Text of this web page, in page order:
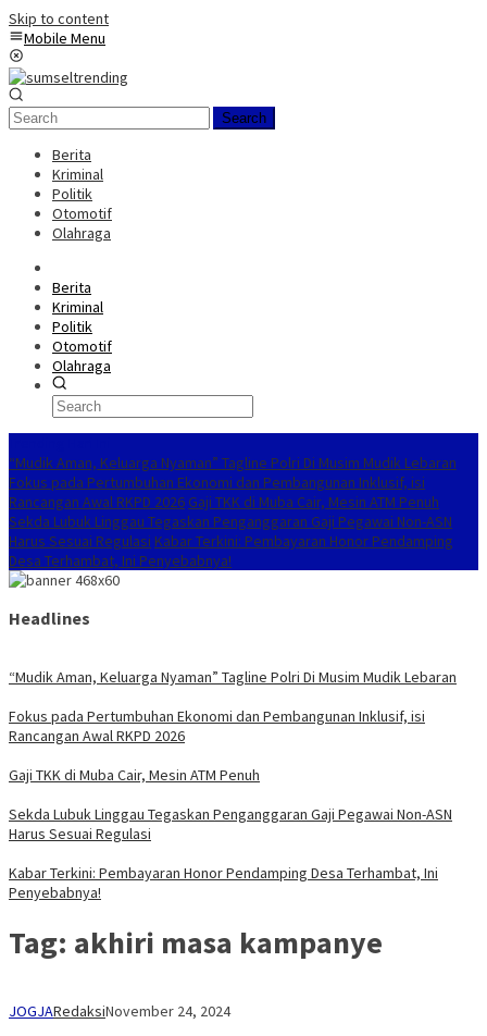
Skip to content
Mobile Menu
Search
Berita
Kriminal
Politik
Otomotif
Olahraga
Berita
Kriminal
Politik
Otomotif
Olahraga
“Mudik Aman, Keluarga Nyaman” Tagline Polri Di Musim Mudik Lebaran
Fokus pada Pertumbuhan Ekonomi dan Pembangunan Inklusif, isi
Rancangan Awal RKPD 2026 Gaji TKK di Muba Cair, Mesin ATM Penuh
Sekda Lubuk Linggau Tegaskan Penganggaran Gaji Pegawai Non-ASN
Harus Sesuai Regulasi Kabar Terkini: Pembayaran Honor Pendamping
Desa Terhambat, Ini Penyebabnya!
Headlines
“Mudik Aman, Keluarga Nyaman” Tagline Polri Di Musim Mudik Lebaran
Fokus pada Pertumbuhan Ekonomi dan Pembangunan Inklusif, isi
Rancangan Awal RKPD 2026
Gaji TKK di Muba Cair, Mesin ATM Penuh
Sekda Lubuk Linggau Tegaskan Penganggaran Gaji Pegawai Non-ASN
Harus Sesuai Regulasi
Kabar Terkini: Pembayaran Honor Pendamping Desa Terhambat, Ini
Penyebabnya!
Tag: akhiri masa kampanye
JOGJARedaksiNovember 24, 2024